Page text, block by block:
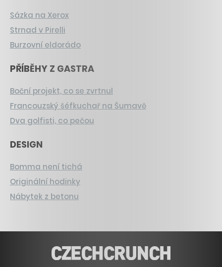
Sázka na Xerox
Strnad v Pirelli
Burzovní eldorádo
PŘÍBĚHY Z GASTRA
Boční projekt, co se zvrtnul
Francouzský šéfkuchař na Šumavě
Dva golfisti, co pečou
DESIGN
Bomma není tichá
Originální hodinky
Nábytek z betonu